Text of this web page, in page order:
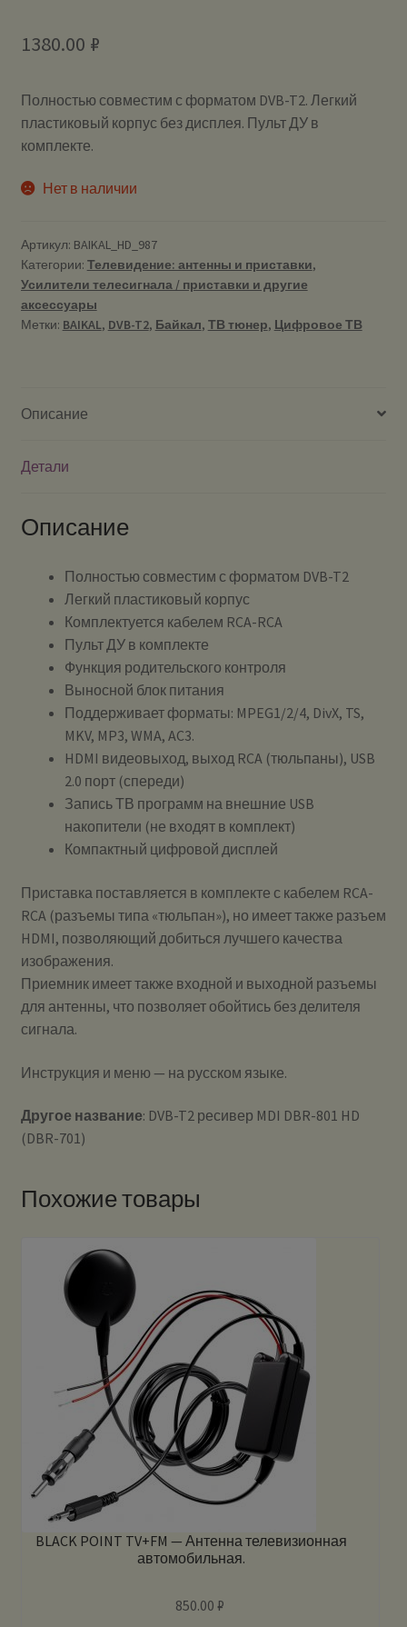
1380.00 ₽
Полностью совместим с форматом DVB-T2. Легкий
пластиковый корпус без дисплея. Пульт ДУ в
комплекте.
Нет в наличии
Артикул: BAIKAL_HD_987
Категории: Телевидение: антенны и приставки,
Усилители телесигнала / приставки и другие
аксессуары
Метки: BAIKAL, DVB-T2, Байкал, ТВ тюнер, Цифровое ТВ
Описание
Детали
Описание
Полностью совместим с форматом DVB-T2
Легкий пластиковый корпус
Комплектуется кабелем RCA-RCA
Пульт ДУ в комплекте
Функция родительского контроля
Выносной блок питания
Поддерживает форматы: MPEG1/2/4, DivX, TS,
MKV, MP3, WMA, AC3.
HDMI видеовыход, выход RCA (тюльпаны), USB
2.0 порт (спереди)
Запись ТВ программ на внешние USB
накопители (не входят в комплект)
Компактный цифровой дисплей
Приставка поставляется в комплекте с кабелем RCA-
RCA (разъемы типа «тюльпан»), но имеет также разъем
HDMI, позволяющий добиться лучшего качества
изображения.
Приемник имеет также входной и выходной разъемы
для антенны, что позволяет обойтись без делителя
сигнала.
Инструкция и меню — на русском языке.
Другое название: DVB-T2 ресивер MDI DBR-801 HD
(DBR-701)
Похожие товары
BLACK POINT TV+FM — Антенна телевизионная
автомобильная.
850.00₽